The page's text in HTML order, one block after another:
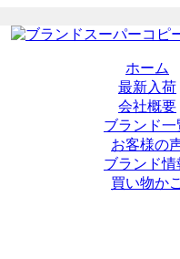
ホーム
最新入荷
会社概要
ブランド一
お客様の
ブランド情
買い物か